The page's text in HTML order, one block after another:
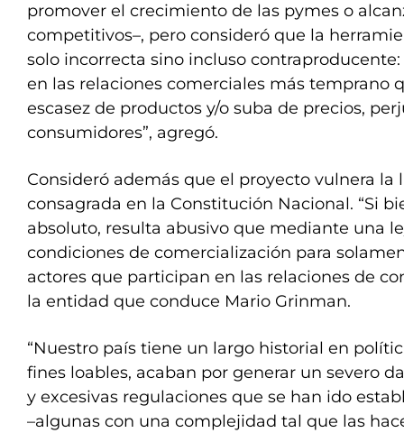
promover el crecimiento de las pymes o
competitivos–, pero consideró que la
solo incorrecta sino incluso
en las relaciones comerciales más temprano
escasez de productos y/o suba de precios,
consumidores”, agregó.
Consideró además que el proyecto vulnera
consagrada en la Constitución Nacional. “Si
absoluto, resulta abusivo que mediante una
condiciones de comercialización para
actores que participan en las relaciones de
la entidad que conduce Mario Grinman.
“Nuestro país tiene un largo historial en
fines loables, acaban por generar un severo
y excesivas regulaciones que se han ido
–algunas con una complejidad tal que las